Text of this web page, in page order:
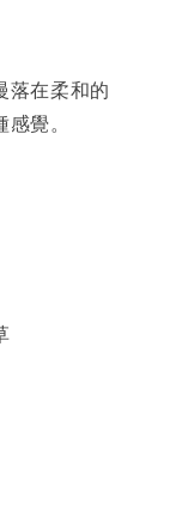
落在柔和的
覺。